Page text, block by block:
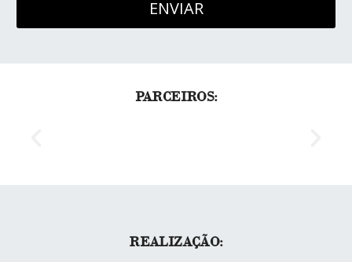
PARCEIROS:
REALIZAÇÃO: